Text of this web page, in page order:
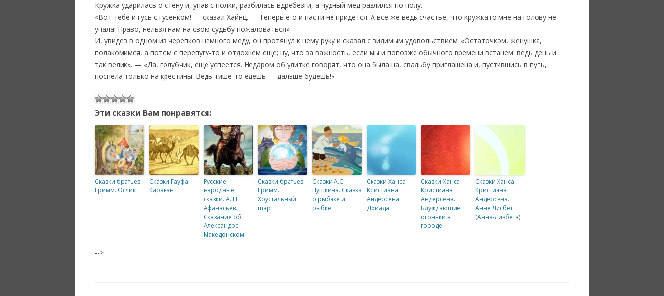
Кружка ударилась о стену и, упав с полки, разбилась вдребезги, а чудный мед разлился по полу.
«Вот тебе и гусь с гусенком! — сказал Хайнц. — Теперь его и пасти не придется. А все же ведь счастье, что кружкато мне на голову не
упала! Право, нельзя нам на свою судьбу пожаловаться».
И, увидев в одном из черепков немного меду, он протянул к нему руку и сказал с видимым удовольствием: «Остаточком, женушка,
полакомимся, а потом с перепугу-то и отдохнем еще; ну, что за важность, если мы и попозже обычного времени встанем: ведь день и
так велик». — «Да, голубчик, еще успеется. Недаром об улитке говорят, что она была на, свадьбу приглашена и, пустившись в путь,
поспела только на крестины. Ведь тише-то едешь — дальше будешь!»
Эти сказки Вам понравятся:
Сказки братьев
Гримм. Ослик
Сказки Гауфа.
Караван
Русские
народные
сказки. А. Н.
Афанасьев.
Сказание об
Александре
Македонском
Сказки братьев
Гримм.
Хрустальный
шар
Сказки А.С.
Пушкина. Сказка
о рыбаке и
рыбке
Сказки Ханса
Кристиана
Андерсена.
Дриада
Сказки Ханса
Кристиана
Андерсена.
Блуждающие
огоньки в
городе
Сказки Ханса
Кристиана
Андерсена.
Анне Лисбет
(Анна-Лизбета)
-->